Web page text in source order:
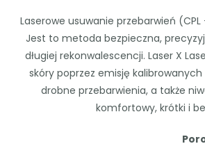
Laserowe usuwanie przebarwień
Jest to metoda bezpieczna,
długiej rekonwalescencji. Laser X
skóry poprzez emisję
drobne przebarwienia, a także
komfortowy, krótki i